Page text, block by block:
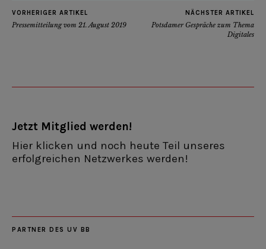
VORHERIGER ARTIKEL
Pressemitteilung vom 21. August 2019
NÄCHSTER ARTIKEL
Potsdamer Gespräche zum Thema
Digitales
Jetzt Mitglied werden!
Hier klicken und noch heute Teil unseres
erfolgreichen Netzwerkes werden!
PARTNER DES UV BB